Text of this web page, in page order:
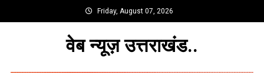
to
Friday, August 07, 2026
वेब न्यूज़ उत्तराखंड..